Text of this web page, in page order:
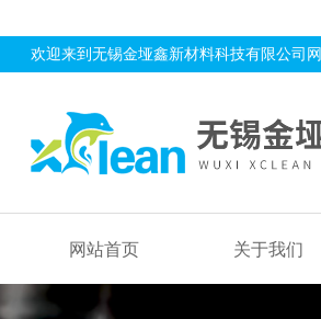
欢迎来到无锡金垭鑫新材料科技有限公司网
网站首页 关于我们